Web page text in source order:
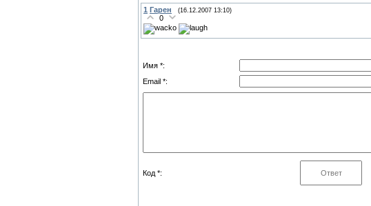
1 Гарен (16.12.2007 13:10)
0
Имя *:
Email *:
Код *: